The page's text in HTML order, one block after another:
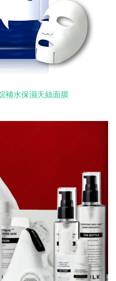
補水保濕天絲面膜